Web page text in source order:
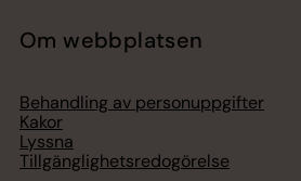
Om webbplatsen
Behandling av personuppgifter
Kakor
Lyssna
Tillgänglighetsredogörelse